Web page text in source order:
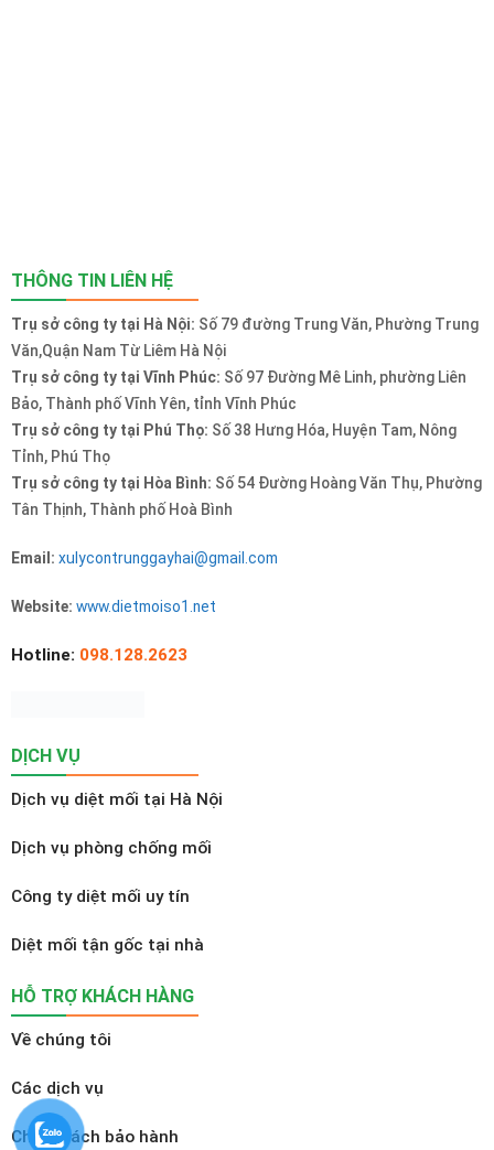
THÔNG TIN LIÊN HỆ
Trụ sở công ty tại Hà Nội: Số 79 đường Trung Văn, Phường Trung
Văn,Quận Nam Từ Liêm Hà Nội
Trụ sở công ty tại Vĩnh Phúc: Số 97 Đường Mê Linh, phường Liên
Bảo, Thành phố Vĩnh Yên, tỉnh Vĩnh Phúc
Trụ sở công ty tại Phú Thọ: Số 38 Hưng Hóa, Huyện Tam, Nông
Tỉnh, Phú Thọ
Trụ sở công ty tại Hòa Bình: Số 54 Đường Hoàng Văn Thụ, Phường
Tân Thịnh, Thành phố Hoà Bình
Email: xulycontrunggayhai@gmail.com
Website: www.dietmoiso1.net
Hotline: 098.128.2623
DỊCH VỤ
Dịch vụ diệt mối tại Hà Nội
Dịch vụ phòng chống mối
Công ty diệt mối uy tín
Diệt mối tận gốc tại nhà
HỖ TRỢ KHÁCH HÀNG
Về chúng tôi
Các dịch vụ
Chính sách bảo hành